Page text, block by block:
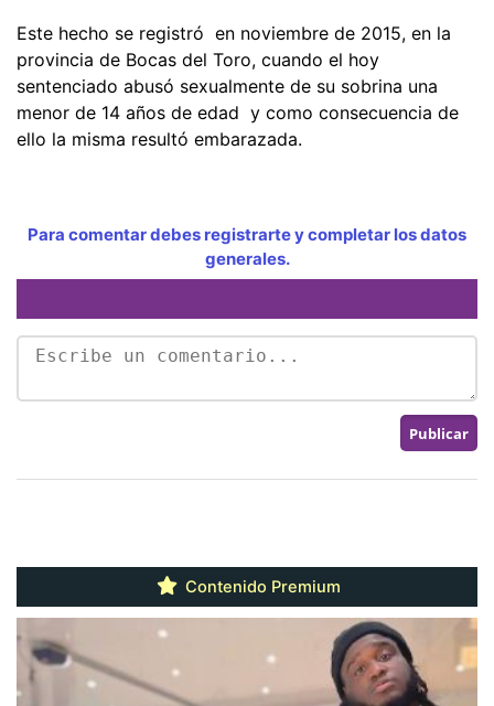
Este hecho se registró en noviembre de 2015, en la
provincia de Bocas del Toro, cuando el hoy
sentenciado abusó sexualmente de su sobrina una
menor de 14 años de edad y como consecuencia de
ello la misma resultó embarazada.
Para comentar debes registrarte y completar los datos
generales.
Contenido Premium